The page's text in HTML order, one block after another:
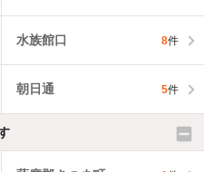
水族館口 8件
朝日通 5件